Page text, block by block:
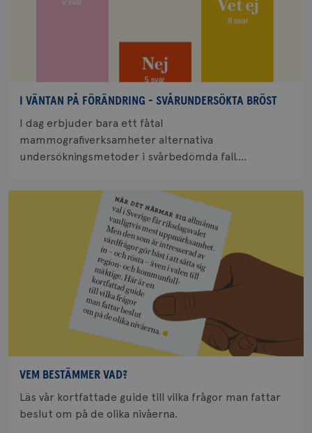
I VÄNTAN PÅ FÖRÄNDRING - SVÅRUNDERSÖKTA BRÖST
I dag erbjuder bara ett fåtal
mammografiverksamheter alternativa
undersökningsmetoder i svårbedömda fall....
VEM BESTÄMMER VAD?
Läs vår kortfattade guide till vilka frågor man fattar
beslut om på de olika nivåerna.